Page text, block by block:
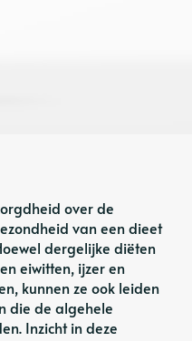
over de
van een dieet
dergelijke diëten
eiwitten, ijzer en
kunnen ze ook leiden
die de algehele
Inzicht in deze